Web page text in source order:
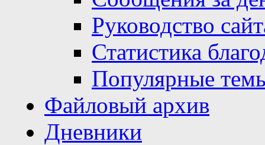
Руководство
Статистика
Популярные
Файловый архив
Дневники